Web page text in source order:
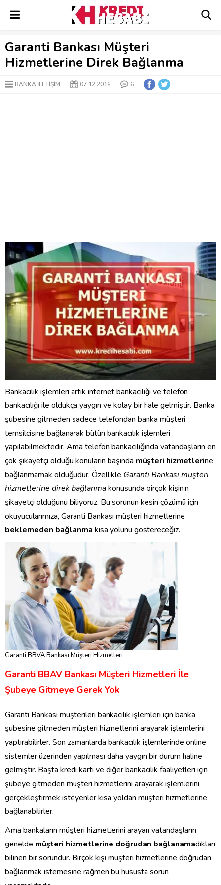
Garanti Bankası Müşteri
Hizmetlerine Direk Bağlanma
BANKA İLETİŞİM 07.12.2019 6
Bankacılık işlemleri artık internet bankacılığı ve telefon
bankacılığı ile oldukça yaygın ve kolay bir hale gelmiştir. Banka
şubesine gitmeden sadece telefondan banka müşteri
temsilcisine bağlanarak bütün bankacılık işlemleri
yapılabilmektedir. Ama telefon bankacılığında vatandaşların en
çok şikayetçi olduğu konuların başında müşteri hizmetlerine
bağlanmamak olduğudur. Özellikle Garanti Bankası müşteri
hizmetlerine direk bağlanmakonusunda birçok kişinin
şikayetçi olduğunu biliyoruz. Bu sorunun kesin çözümü için
okuyucularımıza, Garanti Bankası müşteri hizmetlerine
beklemeden bağlanma kısa yolunu göstereceğiz.
Garanti BBVA Bankası Müşteri Hizmetleri
Garanti BBAV Bankası Müşteri Hizmetleri İle
Şubeye Gitmeye Gerek Yok
Garanti Bankası müşterileri bankacılık işlemleri için banka
şubesine gitmeden müşteri hizmetlerini arayarak işlemlerini
yaptırabilirler. Son zamanlarda bankacılık işlemlerinde online
sistemler üzerinden yapılması daha yaygın bir durum haline
gelmiştir. Başta kredi kartı ve diğer bankacılık faaliyetleri için
şubeye gitmeden müşteri hizmetlerini arayarak işlemlerini
gerçekleştirmek isteyenler kısa yoldan müşteri hizmetlerine
bağlanabilirler.
Ama bankaların müşteri hizmetlerini arayan vatandaşların
genelde müşteri hizmetlerine doğrudan bağlanamadıkları
bilinen bir sorundur. Birçok kişi müşteri hizmetlerine doğrudan
bağlanmak istemesine rağmen bu hususta sorun